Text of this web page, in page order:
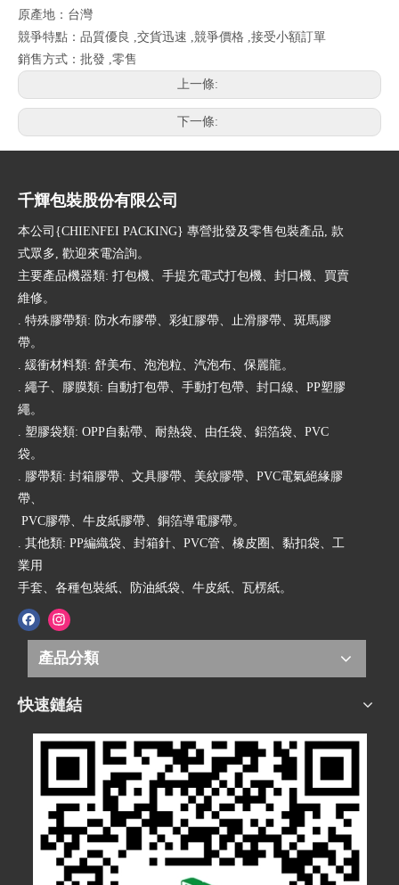
原產地：台灣
競爭特點：品質優良 ,交貨迅速 ,競爭價格 ,接受小額訂單
銷售方式：批發 ,零售
上一條:
下一條:
千輝包裝股份有限公司
本公司{CHIENFEI PACKING} 專營批發及零售包裝產品, 款
式眾多, 歡迎來電洽詢。
主要產品機器類: 打包機、手提充電式打包機、封口機、買賣
維修。
. 特殊膠帶類: 防水布膠帶、彩虹膠帶、止滑膠帶、斑馬膠
帶。
. 緩衝材料類: 舒美布、泡泡粒、汽泡布、保麗龍。
. 繩子、膠膜類: 自動打包帶、手動打包帶、封口線、PP塑膠
繩。
. 塑膠袋類: OPP自黏帶、耐熱袋、由任袋、鋁箔袋、PVC
袋。
. 膠帶類: 封箱膠帶、文具膠帶、美紋膠帶、PVC電氣絕緣膠
帶、
PVC膠帶、牛皮紙膠帶、銅箔導電膠帶。
. 其他類: PP編織袋、封箱針、PVC管、橡皮圈、黏扣袋、工
業用
手套、各種包裝紙、防油紙袋、牛皮紙、瓦楞紙。
產品分類
快速鏈結